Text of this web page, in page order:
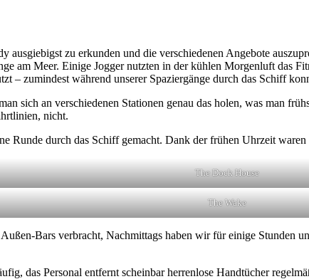
ausgiebigst zu erkunden und die verschiedenen Angebote
am Meer. Einige Jogger nutzten in der kühlen Morgenluft das
– zumindest während unserer Spaziergänge durch das Schiff
sich an verschiedenen Stationen genau das holen, was man
nicht.
Runde durch das Schiff gemacht. Dank der frühen Uhrzeit
The Dock House
The Wake
Bars verbracht, Nachmittags haben wir für einige Stunden
das Personal entfernt scheinbar herrenlose Handtücher